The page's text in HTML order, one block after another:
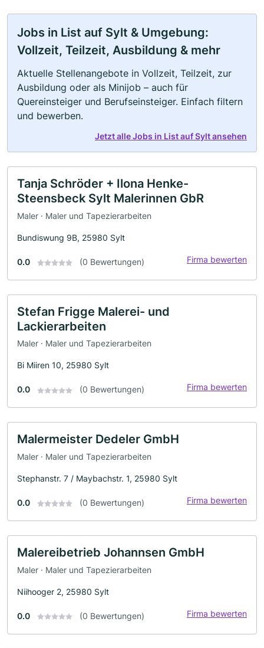
Jobs in List auf Sylt & Umgebung:
Vollzeit, Teilzeit, Ausbildung & mehr
Aktuelle Stellenangebote in Vollzeit, Teilzeit, zur
Ausbildung oder als Minijob – auch für
Quereinsteiger und Berufseinsteiger. Einfach filtern
und bewerben.
Jetzt alle Jobs in List auf Sylt ansehen
Tanja Schröder + Ilona Henke-
Steensbeck Sylt Malerinnen GbR
Maler · Maler und Tapezierarbeiten
Bundiswung 9B, 25980 Sylt
0.0 (0 Bewertungen) Firma bewerten
Stefan Frigge Malerei- und
Lackierarbeiten
Maler · Maler und Tapezierarbeiten
Bi Miiren 10, 25980 Sylt
0.0 (0 Bewertungen) Firma bewerten
Malermeister Dedeler GmbH
Maler · Maler und Tapezierarbeiten
Stephanstr. 7 / Maybachstr. 1, 25980 Sylt
0.0 (0 Bewertungen) Firma bewerten
Malereibetrieb Johannsen GmbH
Maler · Maler und Tapezierarbeiten
Niihooger 2, 25980 Sylt
0.0 (0 Bewertungen) Firma bewerten